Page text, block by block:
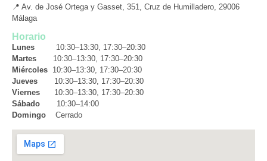
📍 Av. de José Ortega y Gasset, 351, Cruz de Humilladero, 29006
Málaga
Horario
Lunes 10:30–13:30, 17:30–20:30
Martes 10:30–13:30, 17:30–20:30
Miércoles 10:30–13:30, 17:30–20:30
Jueves 10:30–13:30, 17:30–20:30
Viernes 10:30–13:30, 17:30–20:30
Sábado
10:30–14:00
Domingo
Cerrado